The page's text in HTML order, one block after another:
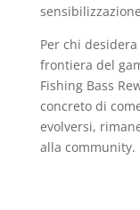
Per chi
frontiera del
Fishing Bass
concreto di
evolversi,
alla community.